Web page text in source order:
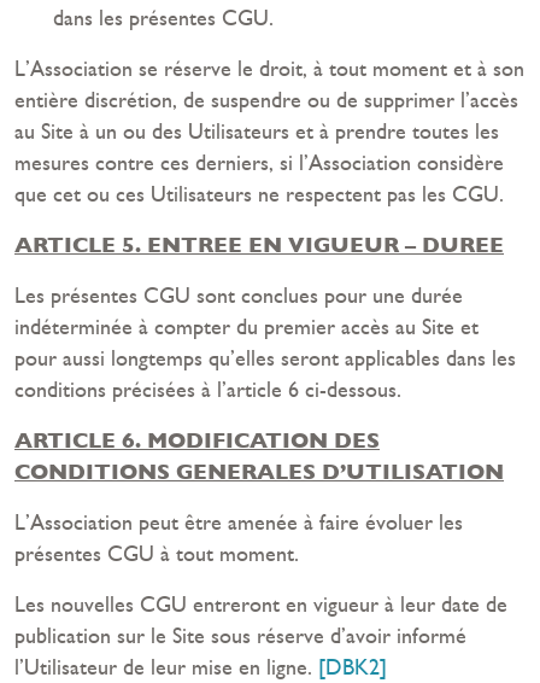
dans les présentes CGU.
L’Association se réserve le droit, à tout moment et à son
entière discrétion, de suspendre ou de supprimer l’accès
au Site à un ou des Utilisateurs et à prendre toutes les
mesures contre ces derniers, si l’Association considère
que cet ou ces Utilisateurs ne respectent pas les CGU.
ARTICLE 5. ENTREE EN VIGUEUR – DUREE
Les présentes CGU sont conclues pour une durée
indéterminée à compter du premier accès au Site et
pour aussi longtemps qu’elles seront applicables dans les
conditions précisées à l’article 6 ci-dessous.
ARTICLE 6. MODIFICATION DES
CONDITIONS GENERALES D’UTILISATION
L’Association peut être amenée à faire évoluer les
présentes CGU à tout moment.
Les nouvelles CGU entreront en vigueur à leur date de
publication sur le Site sous réserve d’avoir informé
l’Utilisateur de leur mise en ligne. [DBK2]